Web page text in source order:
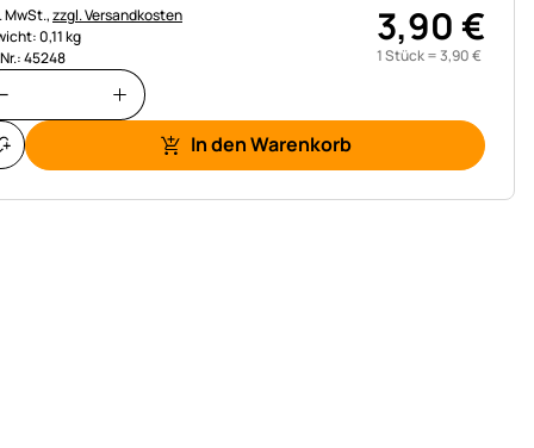
MwSt.,zzgl. Versandkosten
0,11 kg
45248
3,90€
1 Stück =3,90€
In den Warenkorb